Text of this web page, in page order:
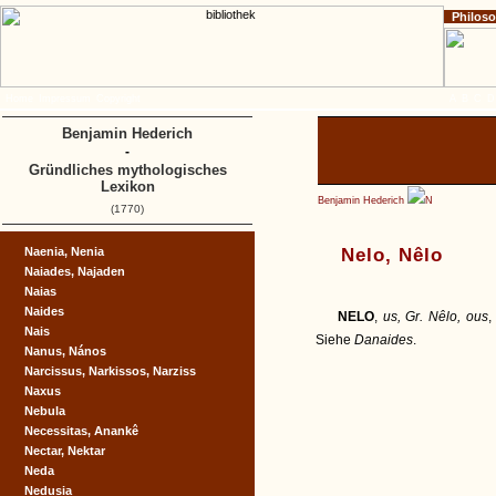
Benjamin Hederich N
Nelo, Nêlo
NELO, us, Gr. Nêlo, ous,
Siehe Danaides.
Naenia, Nenia
Naiades, Najaden
Naias
Naides
Nais
Nanus, Nános
Narcissus, Narkissos, Narziss
Naxus
Nebula
Necessitas, Anankê
Nectar, Nektar
Neda
Nedusia
Benjamin Hederich
-
Gründliches mythologisches
Lexikon
(1770)